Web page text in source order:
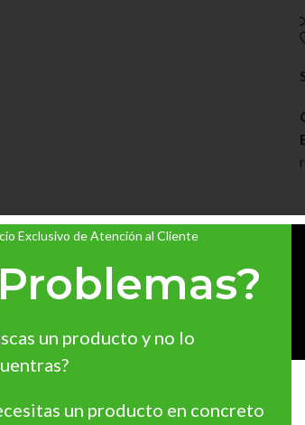
de mangos. Extensible de 1,65 mts. a
Útil para pintar techos, suelos, paredes….
Exclusivo de Atención al Cliente
un producto y no lo
un producto en concreto